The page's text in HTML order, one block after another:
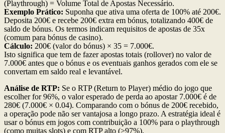
(Playthrough) = Volume Total de Apostas Necessário.
Exemplo Prático: Suponha que ativa uma oferta de 100% até 200€.
Deposita 200€ e recebe 200€ extra em bónus, totalizando 400€ de
saldo de bónus. Os termos indicam requisitos de apostas de 35x
(comum para bónus de casino).
Cálculo: 200€ (valor do bónus) × 35 = 7.000€.
Isto significa que tem de fazer apostas totais (rollover) no valor de
7.000€ antes que o bónus e os eventuais ganhos gerados com ele se
convertam em saldo real e levantável.
Análise de RTP: Se o RTP (Return to Player) médio do jogo que
escolher for 96%, o valor esperado de perda ao apostar 7.000€ é de
280€ (7.000€ × 0.04). Comparando com o bónus de 200€ recebido,
a operação pode não ser vantajosa a longo prazo. A estratégia ideal é
usar o bónus em jogos com contribuição a 100% para o playthrough
(como muitas slots) e com RTP alto (>97%).